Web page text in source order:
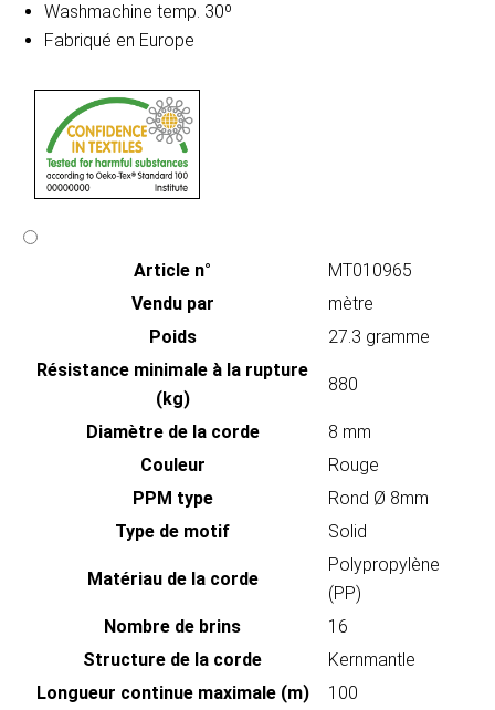
Washmachine temp. 30º
Fabriqué en Europe
Article n°
MT010965
Vendu par
mètre
Poids
27.3 gramme
Résistance minimale à la rupture
(kg)
880
Diamètre de la corde
8 mm
Couleur
Rouge
PPM type
Rond Ø 8mm
Type de motif
Solid
Matériau de la corde
Polypropylène
(PP)
Nombre de brins
16
Structure de la corde
Kernmantle
Longueur continue maximale (m)
100